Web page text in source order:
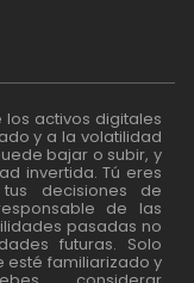
los activos digitales
y a la volatilidad
bajar o subir, y
invertida. Tú eres
decisiones de
de las
pasadas no
futuras. Solo
esté familiarizado y